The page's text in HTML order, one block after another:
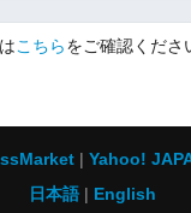
こちらをご確認くださ
Yahoo!
日本語
English